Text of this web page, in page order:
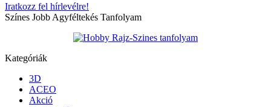
Iratkozz fel hírlevélre!
Színes Jobb Agyféltekés Tanfolyam
Kategóriák
3D
ACEO
Akció